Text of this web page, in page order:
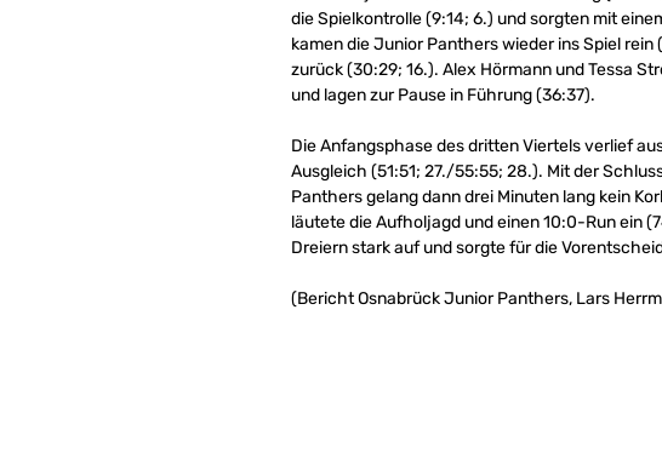
die Spielkontrolle (9:14; 6.) und sorgten mit
kamen die Junior Panthers wieder ins Spiel
zurück (30:29; 16.). Alex Hörmann und Tessa
und lagen zur Pause in Führung (36:37).
Die Anfangsphase des dritten Viertels verlief
Ausgleich (51:51; 27./55:55; 28.). Mit der
Panthers gelang dann drei Minuten lang kein
läutete die Aufholjagd und einen 10:0-Run ein
Dreiern stark auf und sorgte für die
(Bericht Osnabrück Junior Panthers, Lars